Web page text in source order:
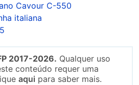
Cavour C-550
italiana
2017-2026. Qualquer uso
conteúdo requer uma
aqui para saber mais.